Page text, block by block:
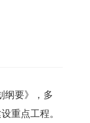
纲要》，多
重点工程。